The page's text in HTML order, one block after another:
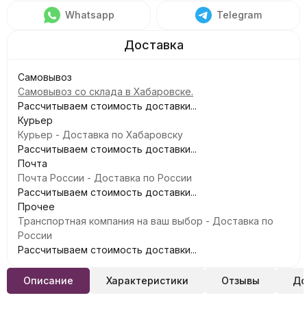
Whatsapp Telegram
Самовывоз
Самовывоз со склада в Хабаровске.
Рассчитываем стоимость доставки...
Курьер
Курьер - Доставка по Хабаровску
Рассчитываем стоимость доставки...
Почта
Почта России - Доставка по России
Рассчитываем стоимость доставки...
Прочее
Транспортная компания на ваш выбор - Доставка по
России
Рассчитываем стоимость доставки...
Описание Характеристики Отзывы